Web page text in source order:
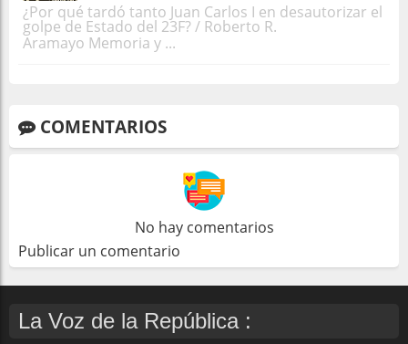
¿Por qué tardó tanto Juan Carlos I en desautorizar el
golpe de Estado del 23F? / Roberto R.
Aramayo Memoria y ...
COMENTARIOS
No hay comentarios
Publicar un comentario
La Voz de la República :